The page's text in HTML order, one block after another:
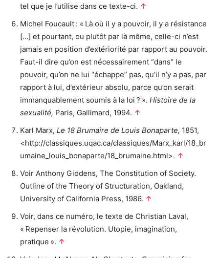
tel que je l’utilise dans ce texte-ci. ↑
Michel Foucault : « Là où il y a pouvoir, il y a résistance
[…] et pourtant, ou plutôt par là même, celle-ci n’est
jamais en position d’extériorité par rapport au pouvoir.
Faut-il dire qu’on est nécessairement “dans” le
pouvoir, qu’on ne lui “échappe” pas, qu’il n’y a pas, par
rapport à lui, d’extérieur absolu, parce qu’on serait
immanquablement soumis à la loi ? ». Histoire de la
sexualité, Paris, Gallimard, 1994. ↑
Karl Marx, Le 18 Brumaire de Louis Bonaparte, 1851,
<http://classiques.uqac.ca/classiques/Marx_karl/18_br
umaine_louis_bonaparte/18_brumaine.html>. ↑
Voir Anthony Giddens, The Constitution of Society.
Outline of the Theory of Structuration, Oakland,
University of California Press, 1986. ↑
Voir, dans ce numéro, le texte de Christian Laval,
« Repenser la révolution. Utopie, imagination,
pratique ». ↑